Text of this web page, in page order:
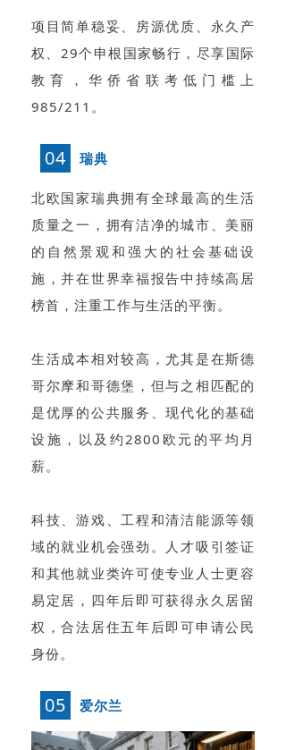
项目简单稳妥、房源优质、永久产
权、29个申根国家畅行，尽享国际
教育，华侨省联考低门槛上
985/211。
04 瑞典
北欧国家瑞典拥有全球最高的生活
质量之一，拥有洁净的城市、美丽
的自然景观和强大的社会基础设
施，并在世界幸福报告中持续高居
榜首，注重工作与生活的平衡。
生活成本相对较高，尤其是在斯德
哥尔摩和哥德堡，但与之相匹配的
是优厚的公共服务、现代化的基础
设施，以及约2800欧元的平均月
薪。
科技、游戏、工程和清洁能源等领
域的就业机会强劲。人才吸引签证
和其他就业类许可使专业人士更容
易定居，四年后即可获得永久居留
权，合法居住五年后即可申请公民
身份。
05 爱尔兰